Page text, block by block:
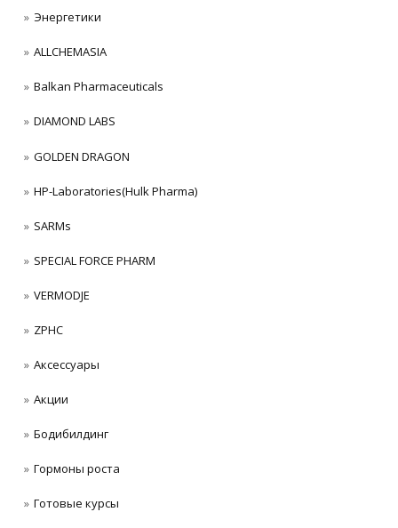
Энергетики
ALLCHEMASIA
Balkan Pharmaceuticals
DIAMOND LABS
GOLDEN DRAGON
HP-Laboratories(Hulk Pharma)
SARMs
SPECIAL FORCE PHARM
VERMODJE
ZPHC
Аксессуары
Акции
Бодибилдинг
Гормоны роста
Готовые курсы